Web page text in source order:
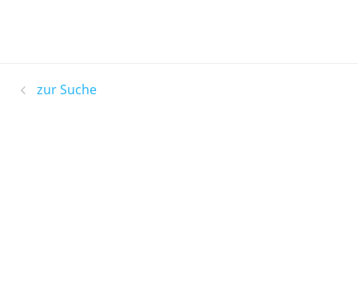
zur Suche